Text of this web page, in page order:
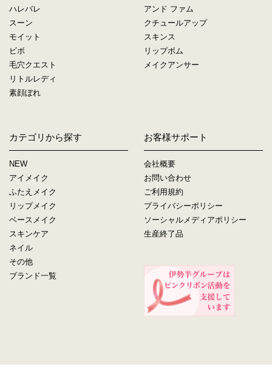
ハレバレ
スーン
モイット
ビボ
毛穴クエスト
リトルレディ
素顔ぼれ
アンド ファム
クチュールアップ
スキンス
リップボム
メイクアンサー
カテゴリから探す
NEW
アイメイク
ふたえメイク
リップメイク
ベースメイク
スキンケア
ネイル
その他
ブランド一覧
お客様サポート
会社概要
お問い合わせ
ご利用規約
プライバシーポリシー
ソーシャルメディアポリシー
生産終了品